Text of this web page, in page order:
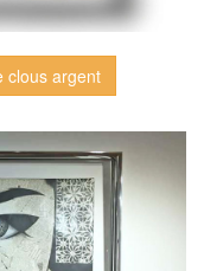
clous argent